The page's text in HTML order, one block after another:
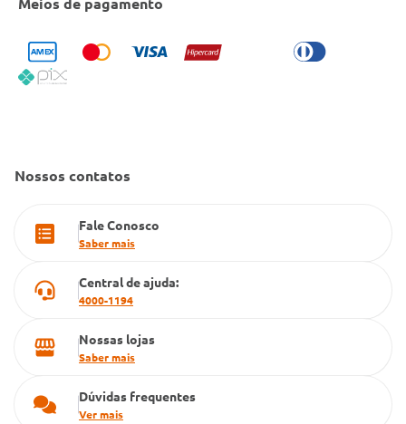
Código de Conduta
Política de Reembolso
Bulário Anvisa
Condeclin
Convênio Conlife
Cartão Grupo Conde
Nossos contatos
Fale Conosco
Saber mais
Central de ajuda:
4000-1194
Nossas lojas
Saber mais
Dúvidas frequentes
Ver mais